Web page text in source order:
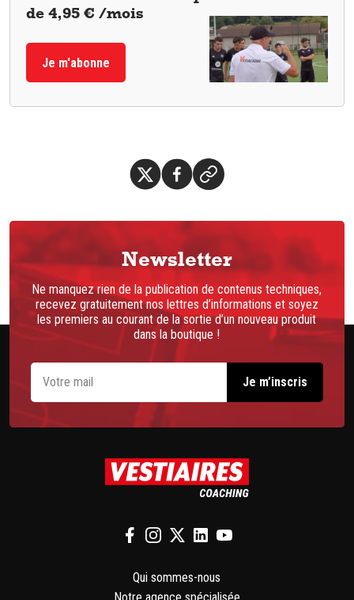
de 4,95 € /mois
Je m'abonne
Newsletter
Ne manquez rien de la publication de contenus techniques,
recevez gratuitement nos lettres d’informations et soyez
les premiers au courant de la sortie d’un nouveau produit
dans la boutique !
Qui sommes-nous